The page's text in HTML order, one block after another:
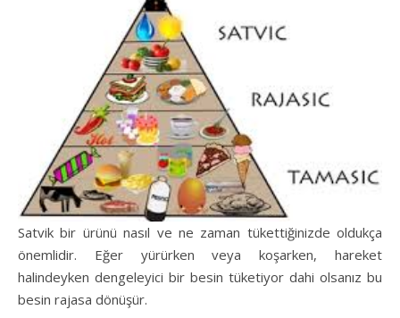
Satvik bir ürünü nasıl ve ne zaman tükettiğinizde oldukça
önemlidir. Eğer yürürken veya koşarken, hareket
halindeyken dengeleyici bir besin tüketiyor dahi olsanız bu
besin rajasa dönüşür.